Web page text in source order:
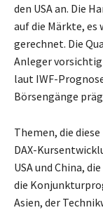
den USA an. Die
auf die Märkte,
gerechnet. Die
Anleger
laut IWF-
Börsengänge
Themen, die
DAX-
USA und China,
die
Asien, der